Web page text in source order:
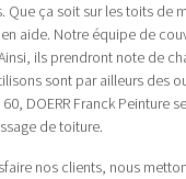
Que ça soit sur les toits
aide. Notre équipe de
ils prendront note de
sont par ailleurs des
DOERR Franck
de toiture.
nos clients, nous